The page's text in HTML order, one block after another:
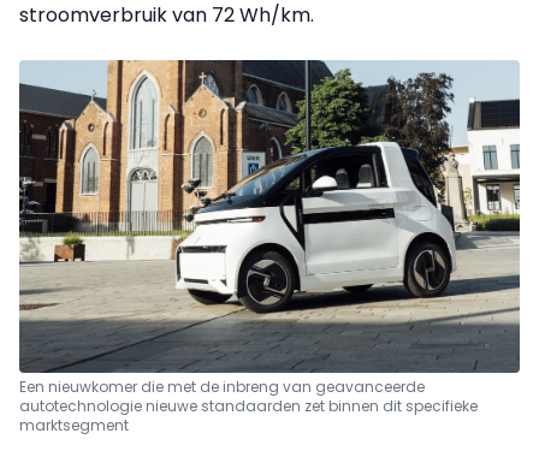
stroomverbruik van 72 Wh/km.
Een nieuwkomer die met de inbreng van geavanceerde
autotechnologie nieuwe standaarden zet binnen dit specifieke
marktsegment